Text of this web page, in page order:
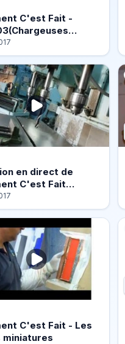
C'est Fait -
en direct de
C'est Fait
C'est Fait - Les
miniatures